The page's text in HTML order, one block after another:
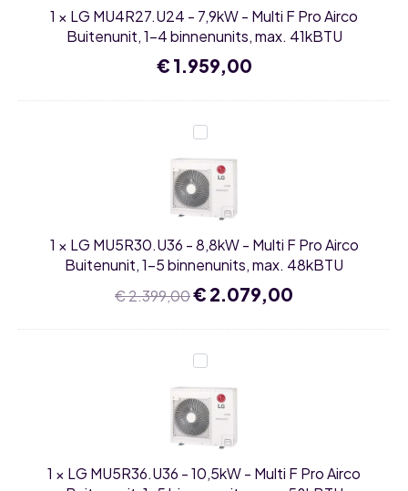
Airco
Buitenunit,
1-
4
binnenunits,
41kBTU
1 × LG MU4R27.U24 - 7,9kW - Multi F Pro Airco
Buitenunit, 1-4 binnenunits, max. 41kBTU
€ 1.959,00
LG
MU5R30.U36
-
8,8kW
-
Multi
F
Airco
Buitenunit,
1-
5
binnenunits,
48kBTU
1 × LG MU5R30.U36 - 8,8kW - Multi F Pro Airco
Buitenunit, 1-5 binnenunits, max. 48kBTU
€2.399,00Oorspronkelijke
was:
€ 2.399,00.
€ 2.079,00
is:
LG
MU5R36.U36
-
10,5kW
-
Multi
F
Airco
1 × LG MU5R36.U36 - 10,5kW - Multi F Pro Airco